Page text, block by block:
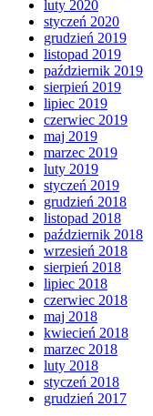
luty 2020
styczeń 2020
grudzień 2019
listopad 2019
październik 2019
sierpień 2019
lipiec 2019
czerwiec 2019
maj 2019
marzec 2019
luty 2019
styczeń 2019
grudzień 2018
listopad 2018
październik 2018
wrzesień 2018
sierpień 2018
lipiec 2018
czerwiec 2018
maj 2018
kwiecień 2018
marzec 2018
luty 2018
styczeń 2018
grudzień 2017